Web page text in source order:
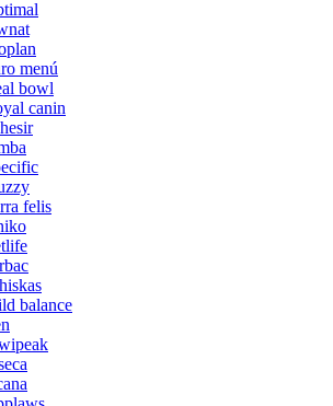
menú
bowl
canin
felis
balance